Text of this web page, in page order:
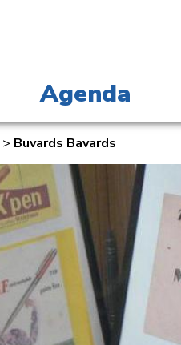
Agenda
> Buvards Bavards